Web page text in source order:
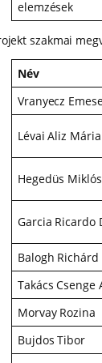
elemzések
szakmai
Név
Vranyecz
Lévai Aliz Mária
Hegedüs
Garcia Ricardo
Balogh Richárd
Takács Csenge
Morvay Rozina
Bujdos Tibor